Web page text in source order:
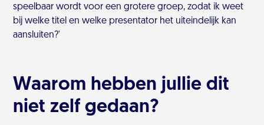
speelbaar wordt voor een grotere groep, zodat ik weet
bij welke titel en welke presentator het uiteindelijk kan
aansluiten?'
Waarom hebben jullie dit
niet zelf gedaan?